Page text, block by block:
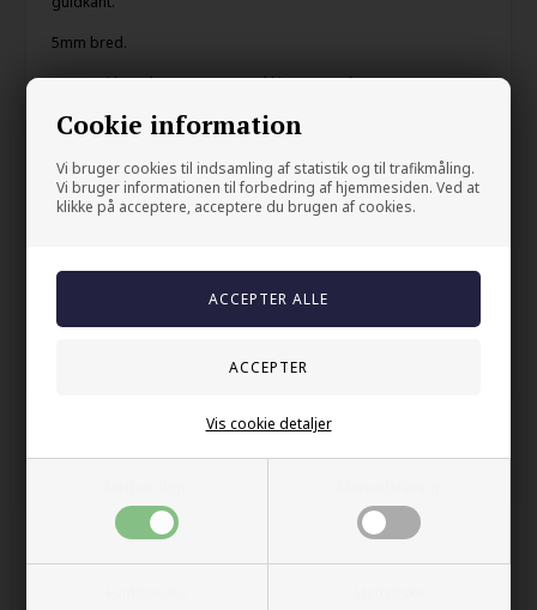
Cookie information
Vi bruger cookies til indsamling af statistik og til trafikmåling.
Vi bruger informationen til forbedring af hjemmesiden. Ved at
klikke på acceptere, acceptere du brugen af cookies.
Vis cookie detaljer
5mm bred.
Legges i kurv én av gangen ved kjøp av 2 stk.
Prisen er pr. stk.
Din sikkerhet
60 dager bytte & returret
Andre kjøpte også